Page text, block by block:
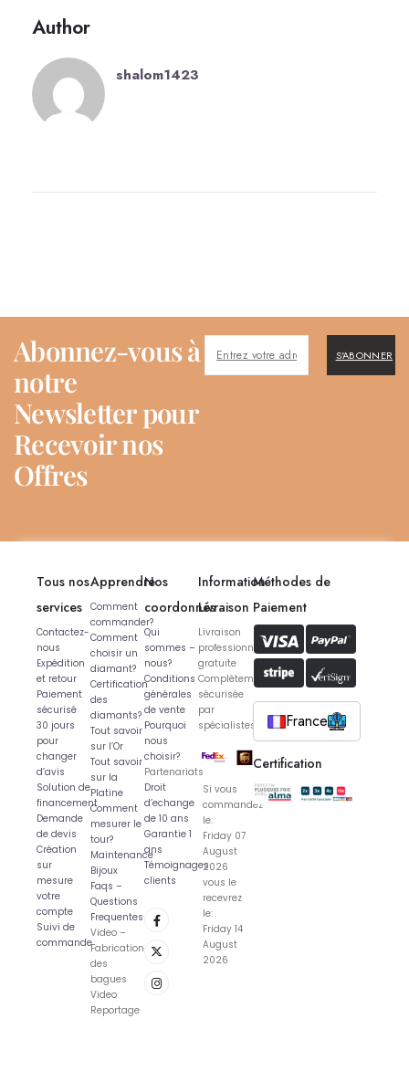
Author
shalom1423
Abonnez-vous à
notre
Newsletter pour
Recevoir nos
Offres
S'ABONNER
Tous nos
services
Contactez-
nous
Expédition
et retour
Paiement
sécurisé
30 jours
pour
changer
d’avis
Solution de
financement
Demande
de devis
Création
sur
mesure
votre
compte
Suivi de
commande
Apprendre
Comment
commander?
Comment
choisir un
diamant?
Certification
des
diamants?
Tout savoir
sur l’Or
Tout savoir
sur la
Platine
Comment
mesurer le
tour?
Maintenance
Bijoux
Faqs –
Questions
Frequentes
Video –
Fabrication
des
bagues
Video
Reportage
Nos
coordonnés
Qui
sommes –
nous?
Conditions
générales
de vente
Pourquoi
nous
choisir?
Partenariats
Droit
d’echange
de 10 ans
Garantie 1
ans
Témoignages
clients
Information
Livraison
Livraison
professionnelle
gratuite
Complètement
sécurisée
par
spécialistes
Si vous
commandez
le:
Friday 07
August
2026
vous le
recevrez
le:
Friday 14
August
2026
Méthodes de
Paiement
France
Certification